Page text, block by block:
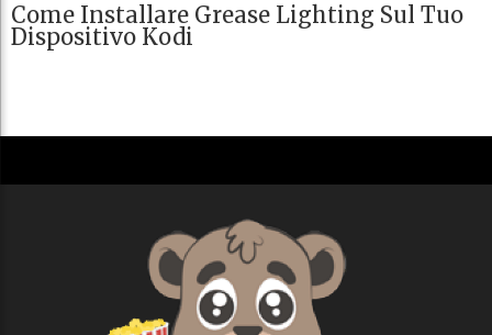
Come Installare Grease Lighting Sul Tuo
Dispositivo Kodi